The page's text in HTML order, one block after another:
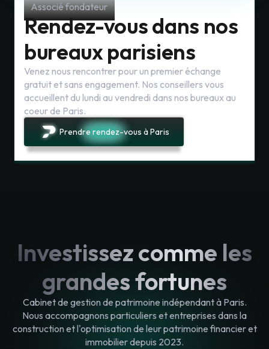
Rendez-vous dans nos
bureaux parisiens
Venez nous rencontrer pour un premier échange
gratuit et sans engagement. Nos conseillers vous
accueillent du lundi au vendredi dans nos bureaux au
coeur de Paris.
Prendre rendez-vous à Paris
Associé fondateur
Investissez comme les
grandes fortunes
Cabinet de gestion de patrimoine indépendant à Paris.
Nous accompagnons particuliers et entreprises dans la
construction et l'optimisation de leur patrimoine financier et
immobilier depuis 2023.